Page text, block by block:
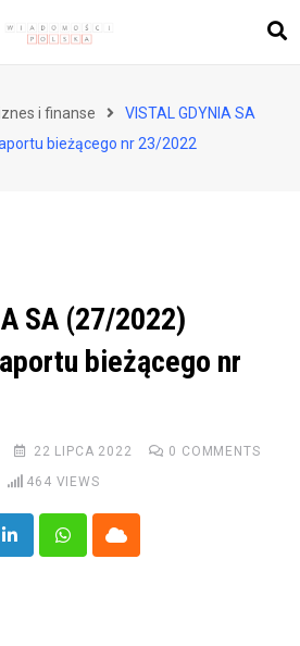
i finanse
VISTAL GDYNIA SA
bieżącego nr 23/2022
SA (27/2022)
bieżącego nr
22 LIPCA 2022 0 COMMENTS
464 VIEWS
LinkedInWhatsappCloud